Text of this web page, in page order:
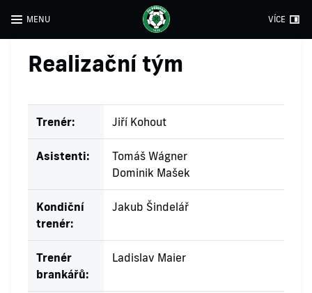
MENU VÍCE
Realizační tým
Trenér: Jiří Kohout
Asistenti:
Tomáš Wágner
Dominik Mašek
Kondiční
trenér:
Jakub Šindelář
Trenér
brankářů:
Ladislav Maier